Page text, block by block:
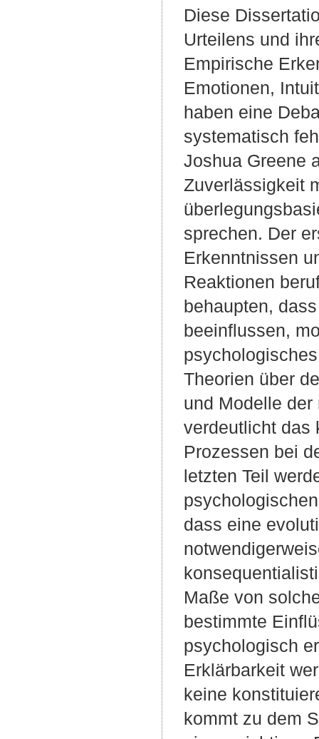
Diese
Urteilens und
Empirische
Emotionen,
haben eine
systematisch
Joshua Greene
Zuverlässigkeit
sprechen. Der
Erkenntnissen
Reaktionen
behaupten,
beeinflussen,
Theorien über
und Modelle
verdeutlicht das
Prozessen bei
letzten Teil
dass eine
Maße von
bestimmte
psychologisch
Erklärbarkeit
keine
kommt zu dem